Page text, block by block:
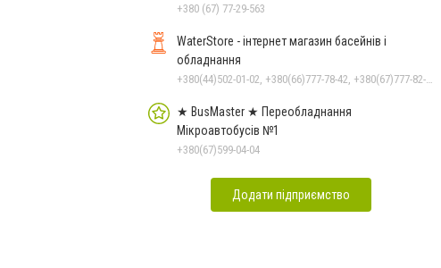
+380 (67) 77-29-563
WaterStore - інтернет магазин басейнів і
обладнання
★ BusMaster ★ Переобладнання
Мікроавтобусів №1
+380(67)599-04-04
Додати підприємство